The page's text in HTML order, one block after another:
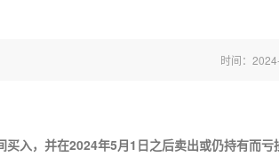
时间：
入，并在2024年5月1日之后卖出或仍持有而亏